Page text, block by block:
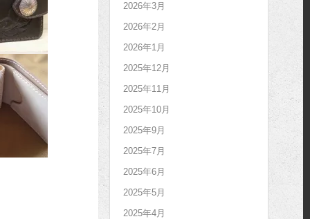
2026年3月
2026年2月
2026年1月
2025年12月
2025年11月
2025年10月
2025年9月
2025年7月
2025年6月
2025年5月
2025年4月